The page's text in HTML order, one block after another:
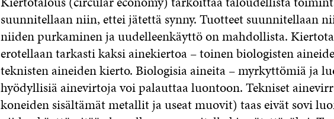
suunnitellaan niin, ettei jätettä synny. Tuotteet suunnitellaan
niiden purkaminen ja uudelleenkäyttö on mahdollista.
erotellaan tarkasti kaksi ainekiertoa – toinen biologisten
teknisten aineiden kierto. Biologisia aineita – myrkyttömiä ja
hyödyllisiä ainevirtoja voi palauttaa luontoon. Tekniset
koneiden sisältämät metallit ja useat muovit) taas eivät sovi